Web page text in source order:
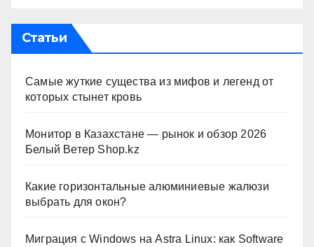
Статьи
Самые жуткие существа из мифов и легенд от
которых стынет кровь
Монитор в Казахстане — рынок и обзор 2026
Белый Ветер Shop.kz
Какие горизонтальные алюминиевые жалюзи
выбрать для окон?
Миграция с Windows на Astra Linux: как Software